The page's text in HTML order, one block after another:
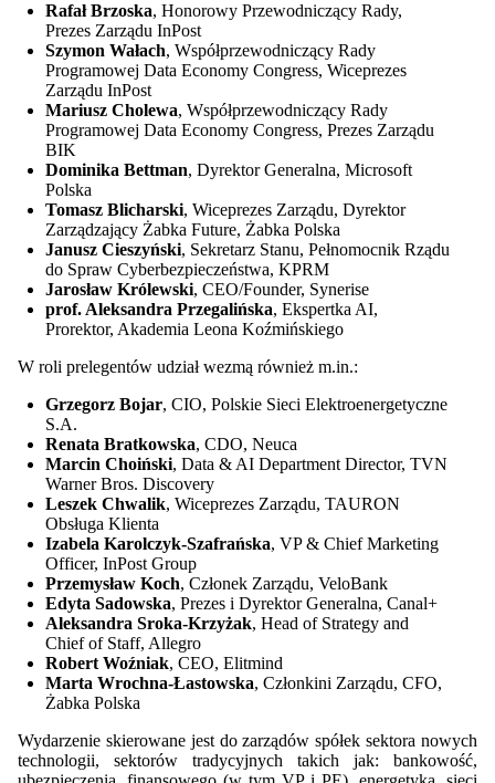
Rafał Brzoska, Honorowy Przewodniczący Rady,
Prezes Zarządu InPost
Szymon Wałach, Współprzewodniczący Rady
Programowej Data Economy Congress, Wiceprezes
Zarządu InPost
Mariusz Cholewa, Współprzewodniczący Rady
Programowej Data Economy Congress, Prezes Zarządu
BIK
Dominika Bettman, Dyrektor Generalna, Microsoft
Polska
Tomasz Blicharski, Wiceprezes Zarządu, Dyrektor
Zarządzający Żabka Future, Żabka Polska
Janusz Cieszyński, Sekretarz Stanu, Pełnomocnik Rządu
do Spraw Cyberbezpieczeństwa, KPRM
Jarosław Królewski, CEO/Founder, Synerise
prof. Aleksandra Przegalińska, Ekspertka AI,
Prorektor, Akademia Leona Koźmińskiego
W roli prelegentów udział wezmą również m.in.:
Grzegorz Bojar, CIO, Polskie Sieci Elektroenergetyczne
S.A.
Renata Bratkowska, CDO, Neuca
Marcin Choiński, Data & AI Department Director, TVN
Warner Bros. Discovery
Leszek Chwalik, Wiceprezes Zarządu, TAURON
Obsługa Klienta
Izabela Karolczyk-Szafrańska, VP & Chief Marketing
Officer, InPost Group
Przemysław Koch, Członek Zarządu, VeloBank
Edyta Sadowska, Prezes i Dyrektor Generalna, Canal+
Aleksandra Sroka-Krzyżak, Head of Strategy and
Chief of Staff, Allegro
Robert Woźniak, CEO, Elitmind
Marta Wrochna-Łastowska, Członkini Zarządu, CFO,
Żabka Polska
Wydarzenie skierowane jest do zarządów spółek sektora nowych
technologii, sektorów tradycyjnych takich jak: bankowość,